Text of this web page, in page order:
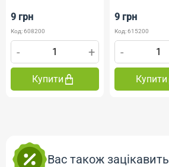
9 грн
Код: 608200
- +
Купити
9 грн
Код: 615200
-
Купити
Вас також зацікавить